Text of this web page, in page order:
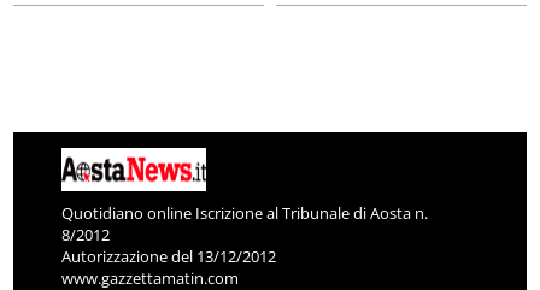
Quotidiano online Iscrizione al Tribunale di Aosta n.
8/2012
Autorizzazione del 13/12/2012
www.gazzettamatin.com